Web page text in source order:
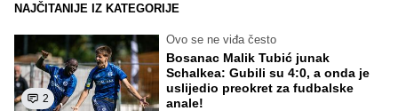
NAJČITANIJE IZ KATEGORIJE
2
Ovo se ne viđa često
Bosanac Malik Tubić junak
Schalkea: Gubili su 4:0, a onda je
uslijedio preokret za fudbalske
anale!